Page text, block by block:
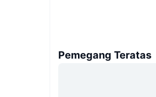
Pemegang Teratas